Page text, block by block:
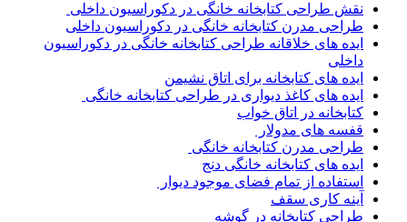
نقش طراحی کتابخانه خانگی در دکوراسیون داخلی
طراحی مدرن کتابخانه خانگی در دکوراسیون داخلی
ایده های خلاقانه طراحی کتابخانه خانگی در دکوراسیون
داخلی
ایده های کتابخانه برای اتاق نشیمن
ایده های کاغذ دیواری در طراحی کتابخانه خانگی
کتابخانه در اتاق خواب
قفسه های مدولار
طراحی مدرن کتابخانه خانگی
ایده های کتابخانه خانگی دنج
استفاده از تمام فضای موجود دیوار
آینه کاری سقف
طراحی کتابخانه در گوشه